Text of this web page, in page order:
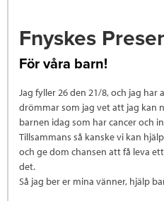
Fnyskes
För våra barn!
Jag fyller 26 den 21/8, och jag har
drömmar som jag vet att jag kan
barnen idag som har cancer och
Tillsammans så kanske vi kan
och ge dom chansen att få leva
det.
Så jag ber er mina vänner, hjälp